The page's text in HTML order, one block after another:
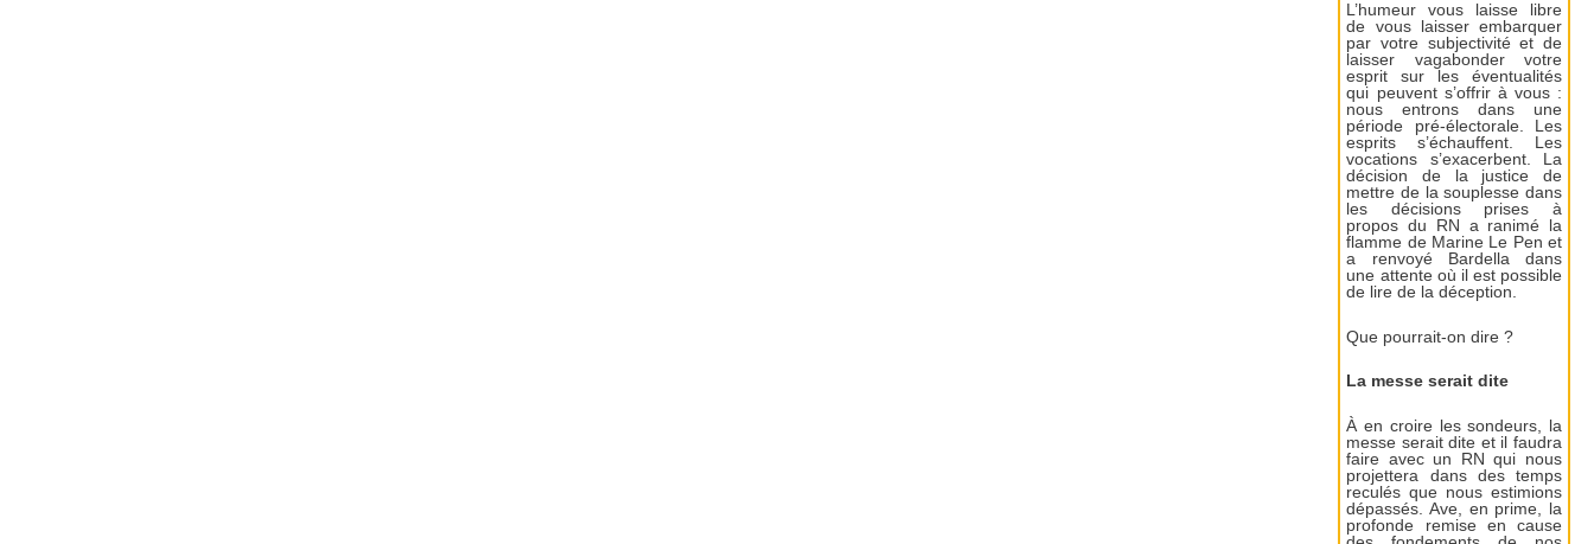
L’humeur vous laisse libre
de vous laisser embarquer
par votre subjectivité et de
laisser vagabonder votre
esprit sur les éventualités
qui peuvent s’offrir à vous :
nous entrons dans une
période pré-électorale. Les
esprits s’échauffent. Les
vocations s’exacerbent. La
décision de la justice de
mettre de la souplesse dans
les décisions prises à
propos du RN a ranimé la
flamme de Marine Le Pen et
a renvoyé Bardella dans
une attente où il est possible
de lire de la déception.
Que pourrait-on dire ?
La messe serait dite
À en croire les sondeurs, la
messe serait dite et il faudra
faire avec un RN qui nous
projettera dans des temps
reculés que nous estimions
dépassés. Ave, en prime, la
profonde remise en cause